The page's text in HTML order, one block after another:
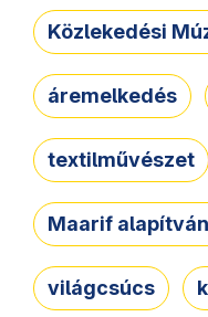
Közlekedési
áremelkedés
textilművészet
Maarif
világcsúcs